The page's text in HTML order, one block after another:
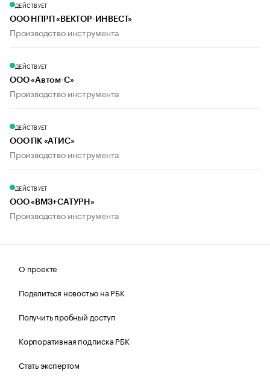
ДЕЙСТВУЕТ
ООО НПРП «ВЕКТОР-ИНВЕСТ»
Производство инструмента
ДЕЙСТВУЕТ
ООО «Автом-С»
Производство инструмента
ДЕЙСТВУЕТ
ООО ПК «АТИС»
Производство инструмента
ДЕЙСТВУЕТ
ООО «ВМЗ+САТУРН»
Производство инструмента
О проекте
Поделиться новостью на РБК
Получить пробный доступ
Корпоративная подписка РБК
Стать экспертом